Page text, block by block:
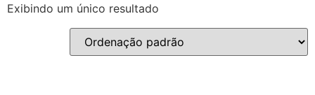
Exibindo um único resultado